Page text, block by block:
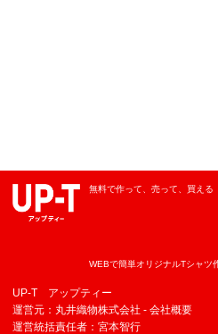
無料で作って、売って、買える
WEBで簡単オリジナルTシャツ
UP-T アップティー
運営元：丸井織物株式会社 - 会社概要
運営統括責任者：宮本智行